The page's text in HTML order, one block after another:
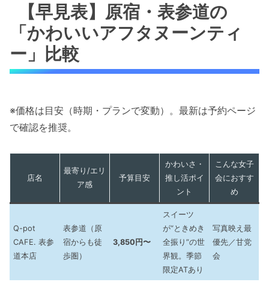
【早見表】原宿・表参道の
「かわいいアフタヌーンティ
ー」比較
※価格は目安（時期・プランで変動）。最新は予約ページ
で確認を推奨。
店名
最寄り/エリ
ア感
予算目安
かわいさ・
推し活ポイ
ント
こんな女子
会におすす
め
Q-pot
CAFE. 表参
道本店
表参道（原
宿からも徒
歩圏）
3,850円〜
スイーツ
が“ときめき
全振り”の世
界観。季節
限定ATあり
写真映え最
優先／甘党
会